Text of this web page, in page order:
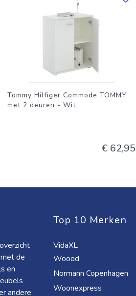
Tommy Hilfiger Commode TOMMY
met 2 deuren - Wit
€ 62,95
de
en
andere
Top 10 Merken
VidaXL
Woood
Normann Copenhagen
Woonexpress